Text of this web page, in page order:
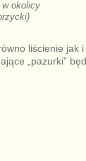
w okolicy
liścienie jak
„pazurki”